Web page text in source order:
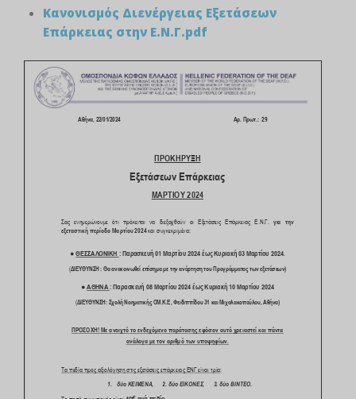
Κανονισμός Διενέργειας Εξετάσεων
Επάρκειας στην Ε.Ν.Γ.pdf